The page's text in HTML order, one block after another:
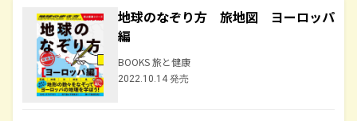
地球のなぞり方 旅地図 ヨーロッパ
編
BOOKS 旅と健康
2022.10.14 発売